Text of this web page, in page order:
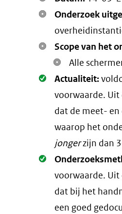
Onderzoek
Scope van het
Alle
Oké.
Actualiteit:
voorwaarde.
dat de meet- en
waarop het
jongerzijn dan
Oké.
voorwaarde.
dat bij het
een goed